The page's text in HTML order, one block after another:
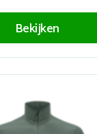
Bekijken